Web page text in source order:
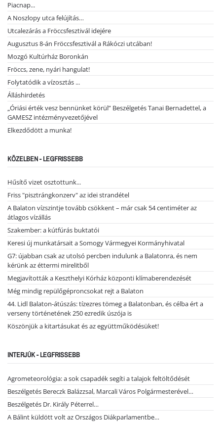
Piacnap...
A Noszlopy utca felújítás…
Utcalezárás a Fröccsfesztivál idejére
Augusztus 8-án Fröccsfesztivál a Rákóczi utcában!
Mozgó Kultúrház Boronkán
Fröccs, zene, nyári hangulat!
Folytatódik a vízosztás ...
Álláshirdetés
„Óriási érték vesz bennünket körül” Beszélgetés Tanai Bernadettel, a
GAMESZ intézményvezetőjével
Elkezdődött a munka!
KÖZELBEN - LEGFRISSEBB
Hűsítő vizet osztottunk...
Friss "pisztrángkonzerv" az idei strandétel
A Balaton vízszintje tovább csökkent – már csak 54 centiméter az
átlagos vízállás
Szakember: a kútfúrás buktatói
Keresi új munkatársait a Somogy Vármegyei Kormányhivatal
G7: újabban csak az utolsó percben indulunk a Balatonra, és nem
kérünk az éttermi mirelitből
Megjavították a Keszthelyi Kórház központi klímaberendezését
Még mindig repülőgéproncsokat rejt a Balaton
44. Lidl Balaton-átúszás: tízezres tömeg a Balatonban, és célba ért a
verseny történetének 250 ezredik úszója is
Köszönjük a kitartásukat és az együttműködésüket!
INTERJÚK - LEGFRISSEBB
Agrometeorológia: a sok csapadék segíti a talajok feltöltődését
Beszélgetés Bereczk Balázzsal, Marcali Város Polgármesterével…
Beszélgetés Dr. Király Péterrel…
A Bálint küldött volt az Országos Diákparlamentbe…